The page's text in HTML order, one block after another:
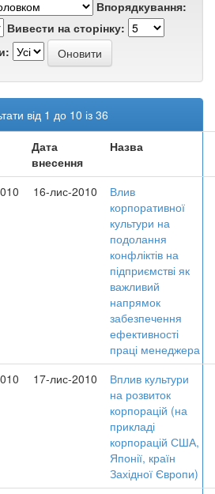
Впорядкування:
Вивести на сторінку:
від 1 до 10 із 36
Дата
внесення
Назва
16-лис-2010
Влив
корпоративної
культури на
подолання
конфліктів на
підприємстві як
важливий
напрямок
забезпечення
ефективності
праці менеджера
17-лис-2010
Вплив культури
на розвиток
корпорацій (на
прикладі
корпорацій США,
Японії, країн
Західної Європи)